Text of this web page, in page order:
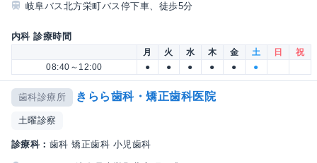
岐阜バス北方栄町バス停下車、徒歩5分
内科 診療時間
月 火 水 木 金 土 日
祝
08:40～12:00
● ● ● ● ● ●
歯科診療所 きらら歯科・矯正歯科医院
土曜診察
診療科： 歯科 矯正歯科 小児歯科